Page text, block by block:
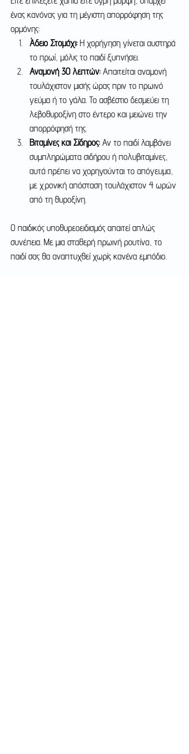
ένας κανόνας για τη μέγιστη απορρόφηση της
ορμόνης:
Άδειο Στομάχι: Η χορήγηση γίνεται αυστηρά
το πρωί, μόλις το παιδί ξυπνήσει.
Αναμονή 30 λεπτών: Απαιτείται αναμονή
τουλάχιστον μισής ώρας πριν το πρωινό
γεύμα ή το γάλα. Το ασβέστιο δεσμεύει τη
λεβοθυροξίνη στο έντερο και μειώνει την
απορρόφησή της.
Βιταμίνες και Σίδηρος: Αν το παιδί λαμβάνει
συμπληρώματα σιδήρου ή πολυβιταμίνες,
αυτά πρέπει να χορηγούνται το απόγευμα,
με χρονική απόσταση τουλάχιστον 4 ωρών
από τη θυροξίνη.
Ο παιδικός υποθυρεοειδισμός απαιτεί απλώς
συνέπεια. Με μια σταθερή πρωινή ρουτίνα, το
παιδί σας θα αναπτυχθεί χωρίς κανένα εμπόδιο.